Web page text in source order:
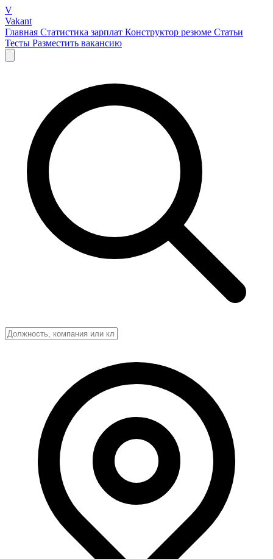
V
Vakant
Главная Статистика зарплат Конструктор резюме Статьи
Тесты Разместить вакансию